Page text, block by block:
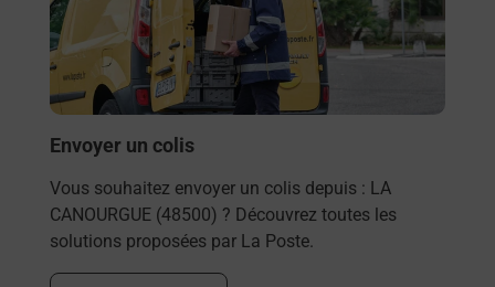
Envoyer un colis
Vous souhaitez envoyer un colis depuis : LA
CANOURGUE (48500) ? Découvrez toutes les
solutions proposées par La Poste.